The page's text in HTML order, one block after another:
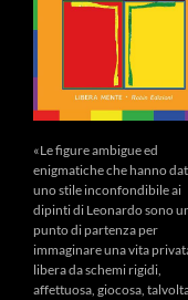
«Le figure ambigue ed
enigmatiche che hanno
uno stile inconfondibile ai
dipinti di Leonardo sono
punto di partenza per
immaginare una vita
libera da schemi rigidi,
affettuosa, giocosa,